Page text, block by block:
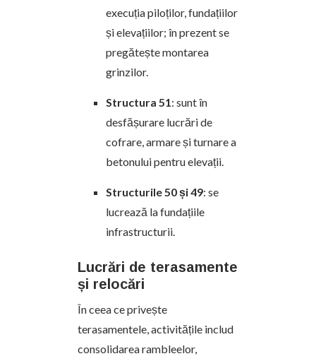
execuția piloților, fundațiilor
și elevațiilor; în prezent se
pregătește montarea
grinzilor.
Structura 51: sunt în
desfășurare lucrări de
cofrare, armare și turnare a
betonului pentru elevații.
Structurile 50 și 49: se
lucrează la fundațiile
infrastructurii.
Lucrări de terasamente
și relocări
În ceea ce privește
terasamentele, activitățile includ
consolidarea rambleelor,